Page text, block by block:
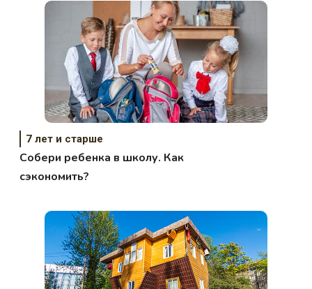
7 лет и старше
Собери ребенка в школу. Как
сэкономить?